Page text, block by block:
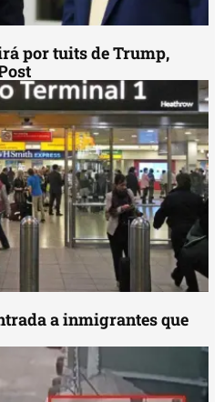
por tuits de Trump,
a inmigrantes que